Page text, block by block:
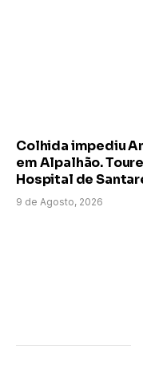
Colhida impediu
em Alpalhão.
Hospital de
9 de Agosto, 2026